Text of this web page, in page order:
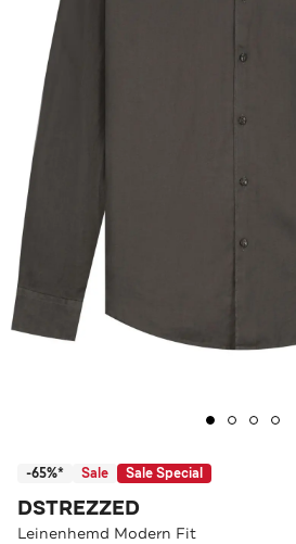
-65%* Sale Sale Special
DSTREZZED
Leinenhemd Modern Fit